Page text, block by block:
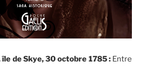
île de Skye, 30 octobre 1785 :Entre